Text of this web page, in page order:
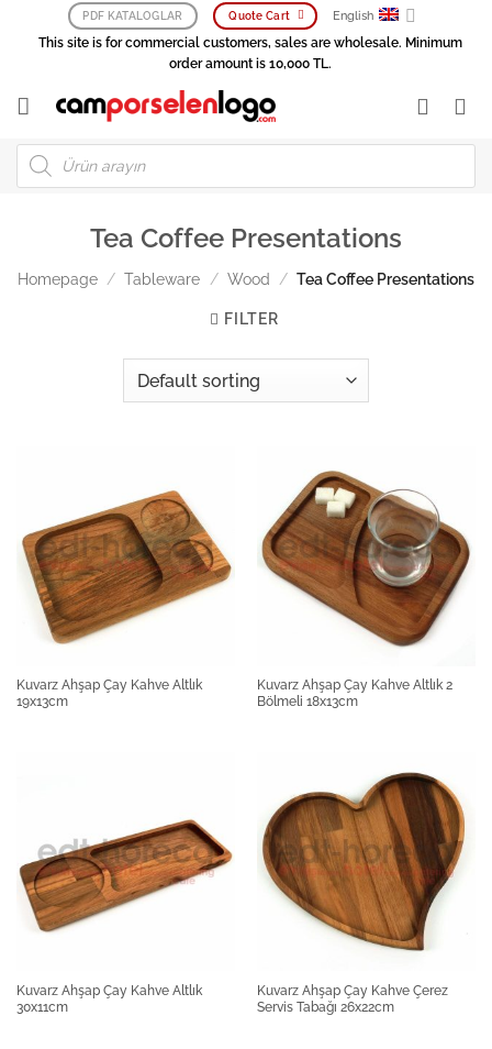
PDF KATALOGLAR Quote Cart English
This site is for commercial customers, sales are wholesale. Minimum
order amount is 10,000 TL.
Products
search
Tea Coffee Presentations
Homepage / Tableware / Wood / Tea Coffee Presentations
FILTER
Kuvarz Ahşap Çay Kahve Altlık
19x13cm
Kuvarz Ahşap Çay Kahve Altlık 2
Bölmeli 18x13cm
Kuvarz Ahşap Çay Kahve Altlık
30x11cm
Kuvarz Ahşap Çay Kahve Çerez
Servis Tabağı 26x22cm